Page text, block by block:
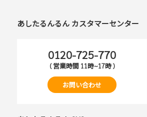
ますが、当社はその個⼈情報を適切かつ
あしたるんるん カスタマーセンター
0120-725-770
( 営業時間 11時~17時 )
お問い合わせ